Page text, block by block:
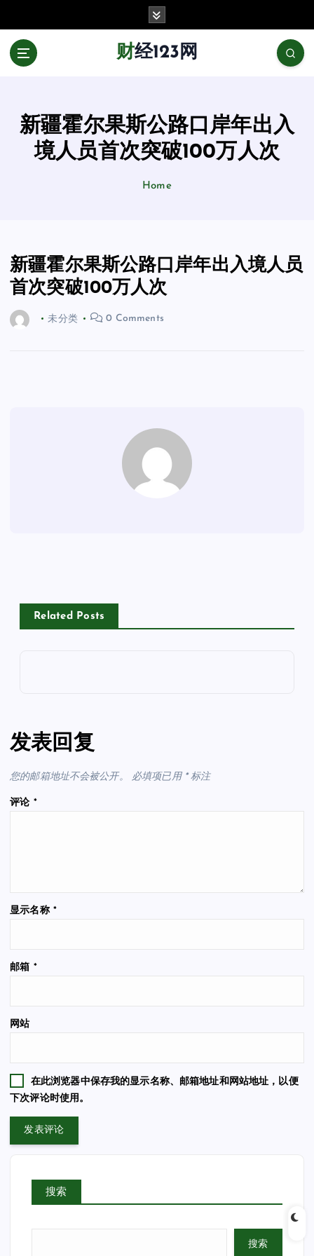
财经123网
新疆霍尔果斯公路口岸年出入
境人员首次突破100万人次
Home
新疆霍尔果斯公路口岸年出入境人员
首次突破100万人次
未分类 0 Comments
Related Posts
发表回复
您的邮箱地址不会被公开。 必填项已用 *标注
评论 *
显示名称 *
邮箱 *
网站
在此浏览器中保存我的显示名称、邮箱地址和网站地址，以便
下次评论时使用。
搜索
搜索